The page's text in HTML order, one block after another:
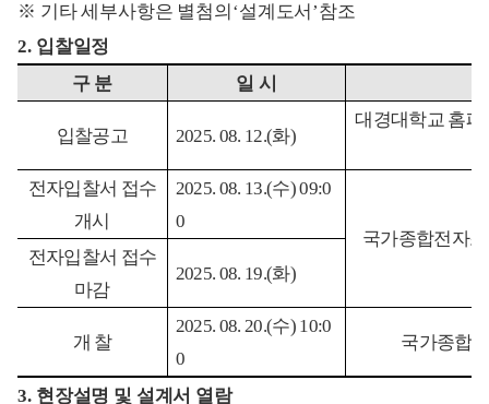
※ 기타 세부사항은 별첨의 ‘설계도서 ’참조
2. 입찰일정
구 분
일 시
입찰공고 2025. 08. 12.(화)
대경대학교 홈페
전자입찰서 접수
개시
2025. 08. 13.(수) 09:0
0
국가종합전자
전자입찰서 접수
마감
2025. 08. 19.(화)
개 찰
2025. 08. 20.(수) 10:0
0
국가종합
3. 현장설명 및 설계서 열람